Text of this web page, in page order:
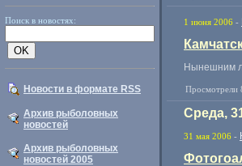
Поиск в новостях:
Новости в формате RSS
Архив рыболовных
новостей
Архив рыболовных
новостей 2005
1 июня 2006 -
Нынешним
Просмотрели
Среда,
31 мая 2006 -